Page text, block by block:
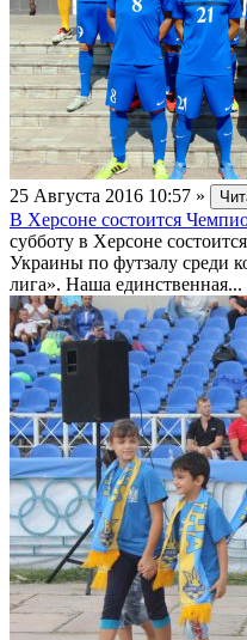
25 Августа 2016 10:57 »
В Херсоне состоится
субботу в Херсоне
Украины по футзалу среди
лига». Наша единственная...